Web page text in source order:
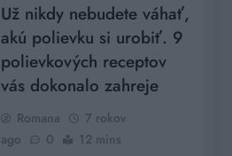
Už nikdy nebudete váhať,
akú polievku si urobiť. 9
polievkových receptov
vás dokonalo zahreje
Romana
7 rokov
ago
0 12 mins